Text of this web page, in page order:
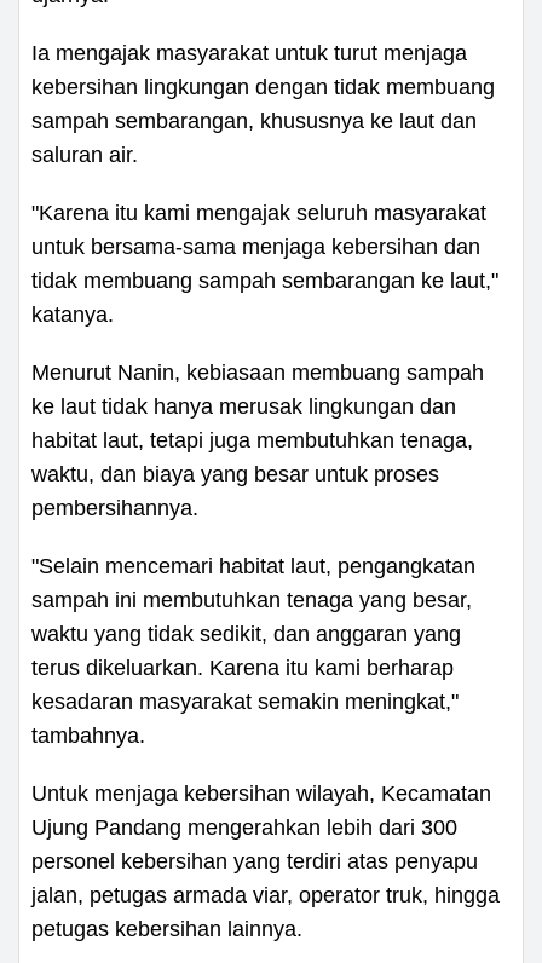
Ia mengajak masyarakat untuk turut menjaga
kebersihan lingkungan dengan tidak membuang
sampah sembarangan, khususnya ke laut dan
saluran air.
"Karena itu kami mengajak seluruh masyarakat
untuk bersama-sama menjaga kebersihan dan
tidak membuang sampah sembarangan ke laut,"
katanya.
Menurut Nanin, kebiasaan membuang sampah
ke laut tidak hanya merusak lingkungan dan
habitat laut, tetapi juga membutuhkan tenaga,
waktu, dan biaya yang besar untuk proses
pembersihannya.
"Selain mencemari habitat laut, pengangkatan
sampah ini membutuhkan tenaga yang besar,
waktu yang tidak sedikit, dan anggaran yang
terus dikeluarkan. Karena itu kami berharap
kesadaran masyarakat semakin meningkat,"
tambahnya.
Untuk menjaga kebersihan wilayah, Kecamatan
Ujung Pandang mengerahkan lebih dari 300
personel kebersihan yang terdiri atas penyapu
jalan, petugas armada viar, operator truk, hingga
petugas kebersihan lainnya.